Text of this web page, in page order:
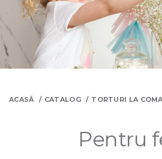
ACASĂ CATALOG TORTURI LA
Pentru